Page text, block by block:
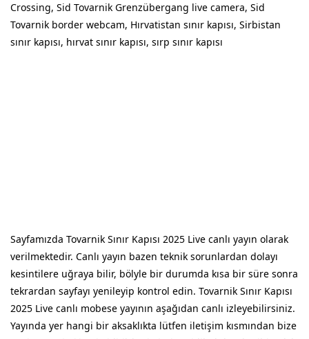
Crossing, Sid Tovarnik Grenzübergang live camera, Sid
Tovarnik border webcam, Hırvatistan sınır kapısı, Sirbistan
sınır kapısı, hırvat sınır kapısı, sırp sınır kapısı
Sayfamızda Tovarnik Sınır Kapısı 2025 Live canlı yayın olarak
verilmektedir. Canlı yayın bazen teknik sorunlardan dolayı
kesintilere uğraya bilir, bölyle bir durumda kısa bir süre sonra
tekrardan sayfayı yenileyip kontrol edin. Tovarnik Sınır Kapısı
2025 Live canlı mobese yayının aşağıdan canlı izleyebilirsiniz.
Yayında yer hangi bir aksaklıkta lütfen iletişim kısmından bize